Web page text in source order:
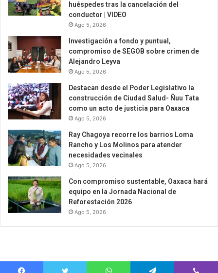
huéspedes tras la cancelación del
conductor | VIDEO
Ago 5, 2026
Investigación a fondo y puntual,
compromiso de SEGOB sobre crimen de
Alejandro Leyva
Ago 5, 2026
Destacan desde el Poder Legislativo la
construcción de Ciudad Salud- Ñuu Tata
como un acto de justicia para Oaxaca
Ago 5, 2026
Ray Chagoya recorre los barrios Loma
Rancho y Los Molinos para atender
necesidades vecinales
Ago 5, 2026
Con compromiso sustentable, Oaxaca hará
equipo en la Jornada Nacional de
Reforestación 2026
Ago 5, 2026